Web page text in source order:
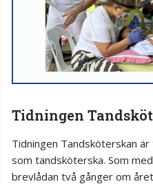
Tidningen
Tidningen Tandsköterskan
som tandsköterska. Som
brevlådan två gånger om